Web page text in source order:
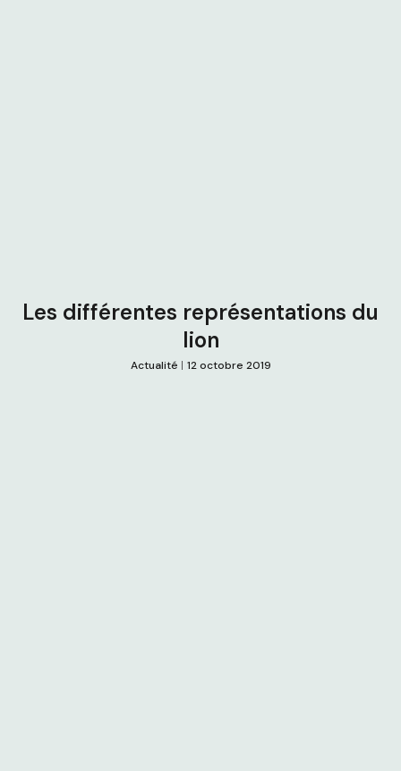
Les différentes représentations du
lion
Actualité 12 octobre 2019